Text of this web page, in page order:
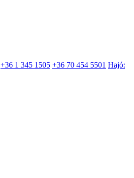
+36 1 345 1505 +36 70 454 5501 Hajó: